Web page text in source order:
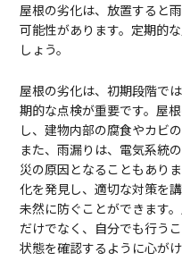
屋根の劣化は、放置すると
可能性があります。定期的
しょう。
屋根の劣化は、初期段階で
期的な点検が重要です。屋
し、建物内部の腐食やカビ
また、雨漏りは、電気系統
災の原因となることもあり
化を発見し、適切な対策を
未然に防ぐことができます
だけでなく、自分でも行う
状態を確認するように心がけ